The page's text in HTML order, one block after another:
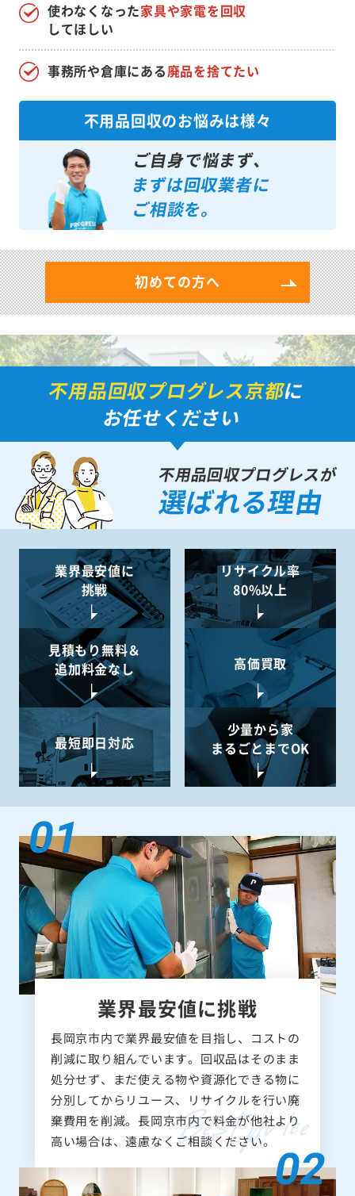
使わなくなった家具や家電を回収
してほしい
事務所や倉庫にある廃品を捨てたい
不用品回収のお悩みは様々
ご自身で悩まず、
まずは回収業者に
ご相談を。
初めての方へ
不用品回収プログレス京都に
お任せください
不用品回収プログレスが
選ばれる理由
業界最安値に
挑戦
リサイクル率
80%以上
見積もり無料＆
追加料金なし
高価買取
最短即日対応
少量から家
まるごとまでOK
業界最安値に挑戦
長岡京市内で業界最安値を目指し、コストの
削減に取り組んでいます。回収品はそのまま
処分せず、まだ使える物や資源化できる物に
分別してからリユース、リサイクルを行い廃
棄費用を削減。長岡京市内で料金が他社より
高い場合は、遠慮なくご相談ください。